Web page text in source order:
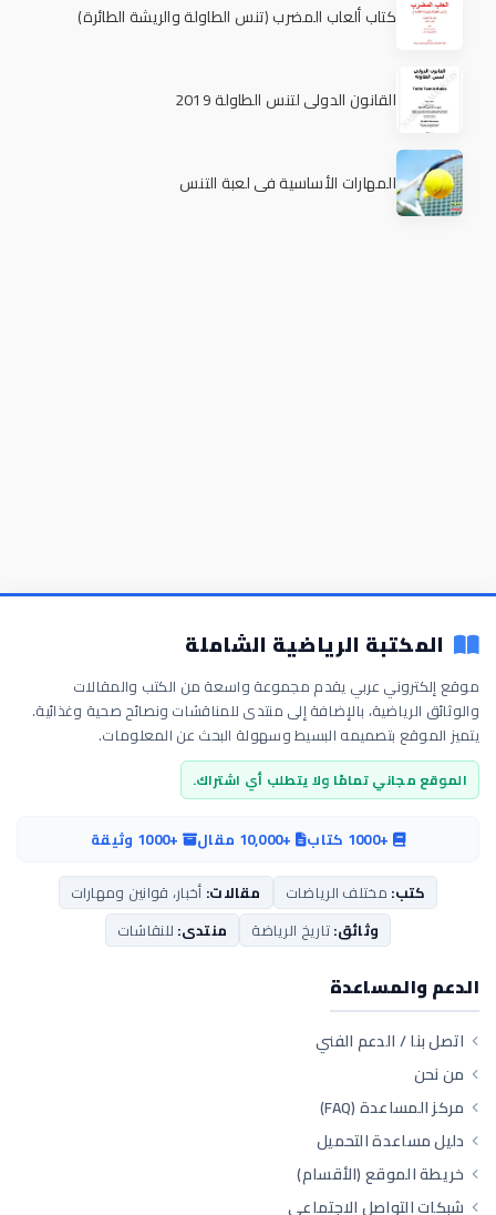
كتاب ألعاب المضرب (تنس الطاولة والريشة الطائرة)
القانون الدولي لتنس الطاولة 2019
المهارات الأساسية في لعبة التنس
المكتبة الرياضية الشاملة
موقع إلكتروني عربي يقدم مجموعة واسعة من الكتب والمقالات
والوثائق الرياضية، بالإضافة إلى منتدى للمناقشات ونصائح صحية وغذائية.
يتميز الموقع بتصميمه البسيط وسهولة البحث عن المعلومات.
الموقع مجاني تمامًا ولا يتطلب أي اشتراك.
+1000 كتاب +10,000 مقال
+1000 وثيقة
كتب: مختلف الرياضات مقالات: أخبار، قوانين ومهارات
وثائق:تاريخ الرياضة منتدى: للنقاشات
الدعم والمساعدة
اتصل بنا / الدعم الفني
من نحن
مركز المساعدة (FAQ)
دليل مساعدة التحميل
خريطة الموقع (الأقسام)
شبكات التواصل الاجتماعي